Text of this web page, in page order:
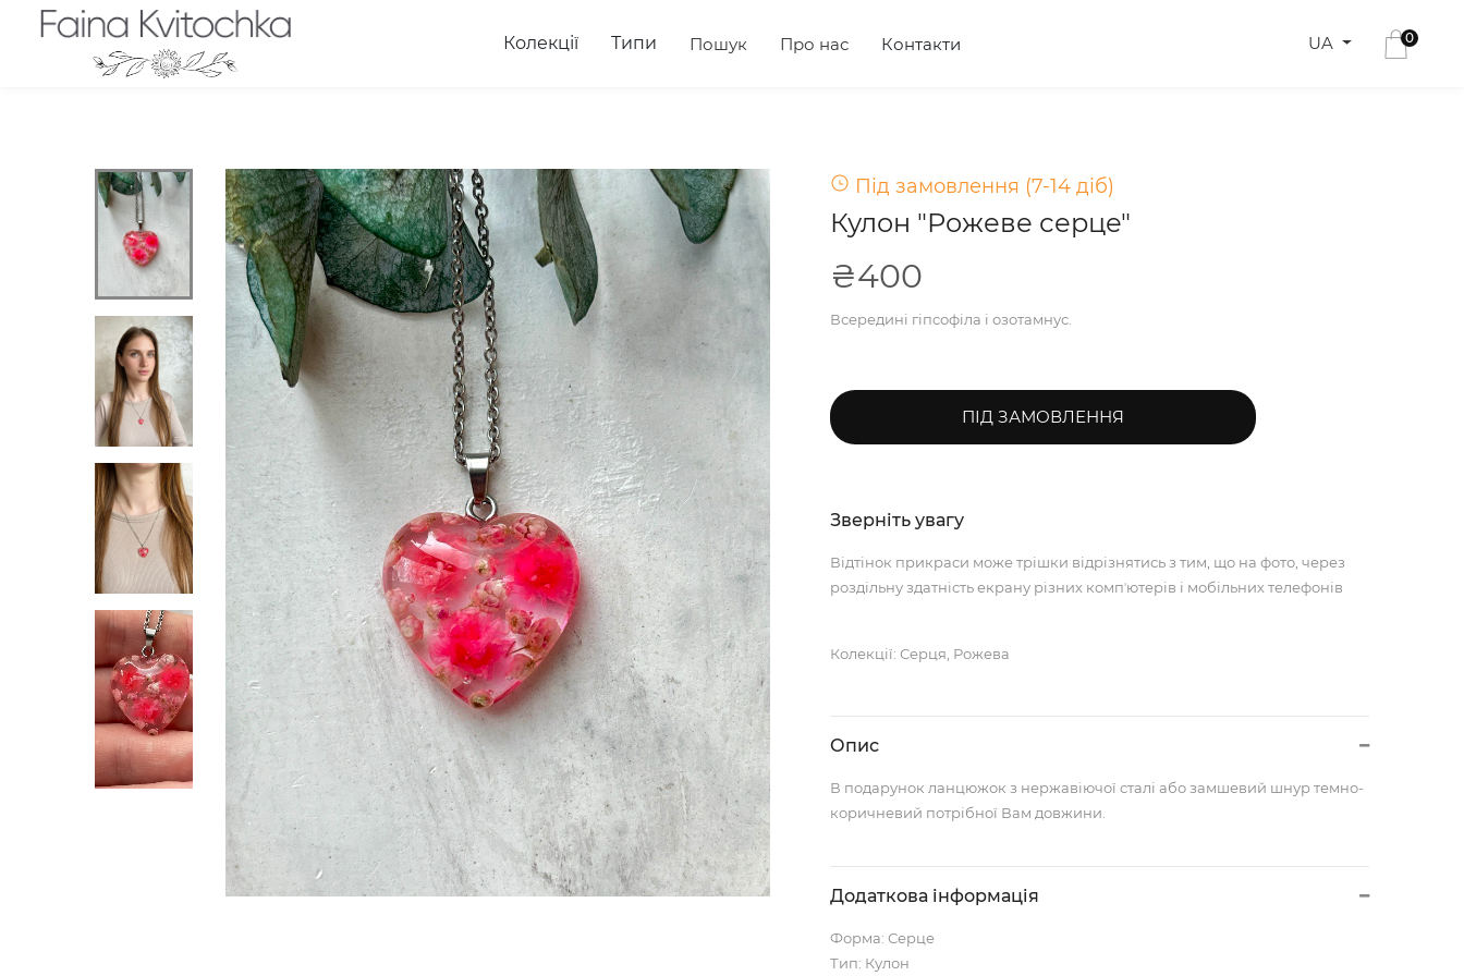
Колекції Типи Пошук Про нас Контакти UA 0
Під замовлення (7-14 діб)
Кулон "Рожеве серце"
₴400
Всередині гіпсофіла і озотамнус.
ПІД ЗАМОВЛЕННЯ
Зверніть увагу
Відтінок прикраси може трішки відрізнятись з тим, що на фото, через
роздільну здатність екрану різних компʼютерів і мобільних телефонів
Колекції: Серця, Рожева
Опис
В подарунок ланцюжок з нержавіючої сталі або замшевий шнур темно-
коричневий потрібної Вам довжини.
Додаткова інформація
Форма: Серце
Тип: Кулон